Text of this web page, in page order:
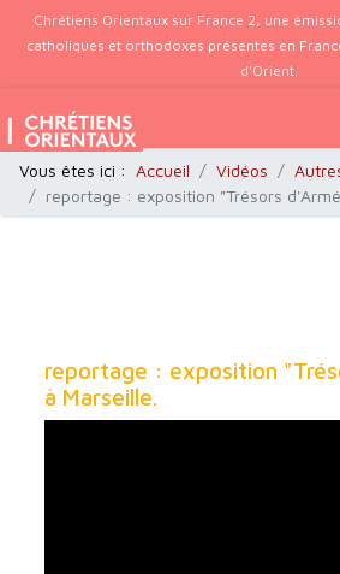
Chrétiens Orientaux sur France 2, une
catholiques et orthodoxes présentes en
d’Orient.
Vous êtes ici : Accueil Vidéos
reportage : exposition "Trésors
reportage : exposition
à Marseille.